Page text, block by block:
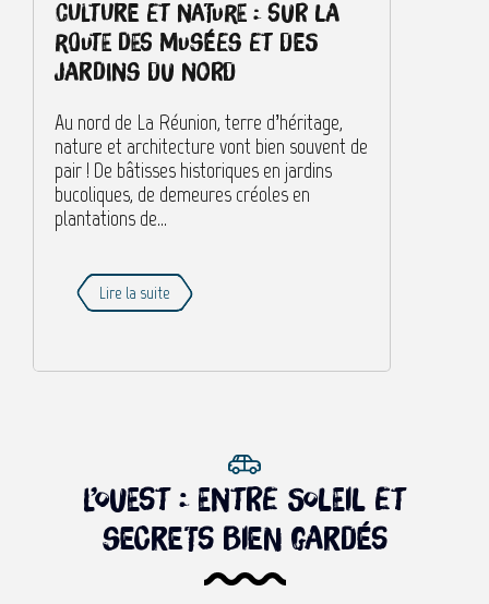
culture et nature : sur la
route des musées et des
jardins du nord
Au nord de La Réunion, terre d’héritage,
nature et architecture vont bien souvent de
pair ! De bâtisses historiques en jardins
bucoliques, de demeures créoles en
plantations de...
Lire la suite
L’ouest : entre soleil et
secrets bien gardés